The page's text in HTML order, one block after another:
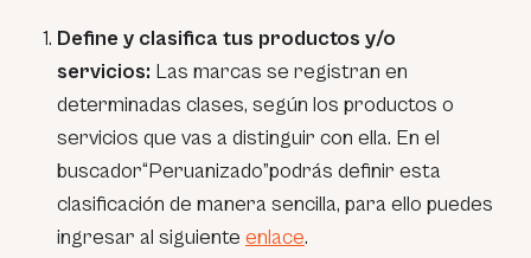
Define y clasifica tus productos y/o
servicios: Las marcas se registran en
determinadas clases, según los productos o
servicios que vas a distinguir con ella. En el
buscador“Peruanizado”podrás definir esta
clasificación de manera sencilla, para ello puedes
ingresar al siguiente enlace.